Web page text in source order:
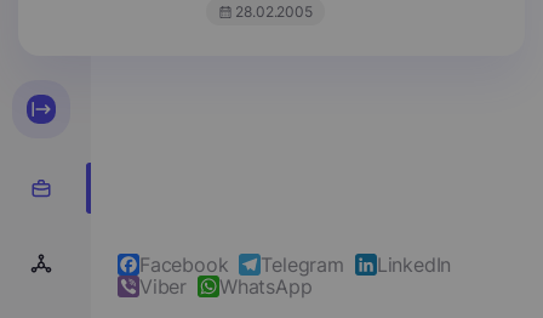
28.02.2005
Facebook Telegram
LinkedIn
Viber
WhatsApp